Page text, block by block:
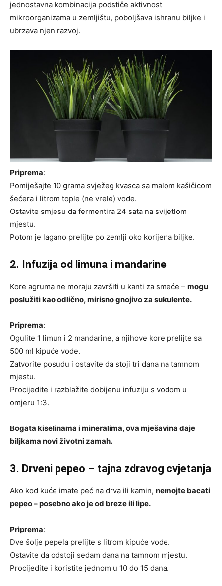
jednostavna kombinacija podstiče aktivnost
mikroorganizama u zemljištu, poboljšava ishranu biljke i
ubrzava njen razvoj.
Priprema:
Pomiješajte 10 grama svježeg kvasca sa malom kašičicom
šećera i litrom tople (ne vrele) vode.
Ostavite smjesu da fermentira 24 sata na svijetlom
mjestu.
Potom je lagano prelijte po zemlji oko korijena biljke.
2. Infuzija od limuna i mandarine
Kore agruma ne moraju završiti u kanti za smeće – mogu
poslužiti kao odlično, mirisno gnojivo za sukulente.
Priprema:
Ogulite 1 limun i 2 mandarine, a njihove kore prelijte sa
500 ml kipuće vode.
Zatvorite posudu i ostavite da stoji tri dana na tamnom
mjestu.
Procijedite i razblažite dobijenu infuziju s vodom u
omjeru 1:3.
Bogata kiselinama i mineralima, ova mješavina daje
biljkama novi životni zamah.
3. Drveni pepeo – tajna zdravog cvjetanja
Ako kod kuće imate peć na drva ili kamin, nemojte bacati
pepeo – posebno ako je od breze ili lipe.
Priprema:
Dve šolje pepela prelijte s litrom kipuće vode.
Ostavite da odstoji sedam dana na tamnom mjestu.
Procijedite i koristite jednom u 10 do 15 dana.